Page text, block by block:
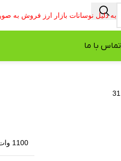
به دلیل نوسانات بازار ارز فروش به
تماس با ما
1100 وات